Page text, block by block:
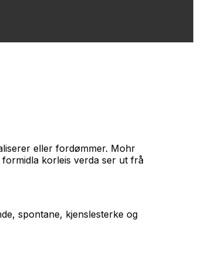
eller fordømmer. Mohr
formidla korleis verda ser ut frå
spontane, kjenslesterke og